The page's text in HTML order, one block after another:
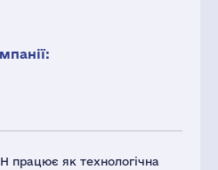
працює як технологічна